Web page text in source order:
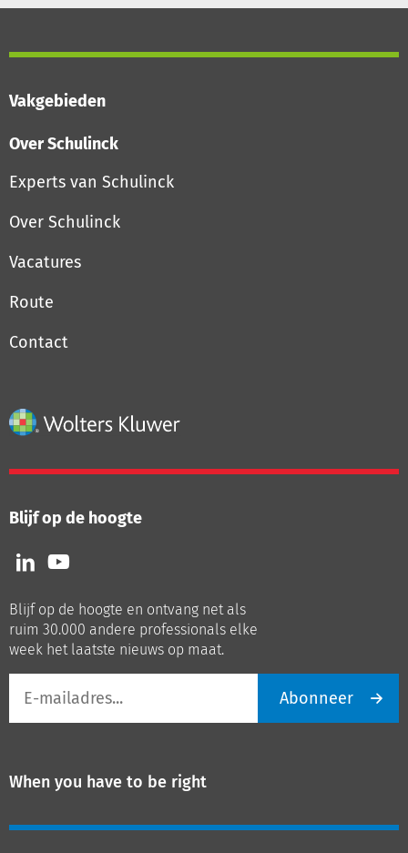
Vakgebieden
Over Schulinck
Experts van Schulinck
Over Schulinck
Vacatures
Route
Contact
Blijf op de hoogte
Volg
ons
LinkedIn
Volg
ons
Youtube
Blijf op de hoogte en ontvang net als
ruim 30.000 andere professionals elke
week het laatste nieuws op maat.
mailadres
Abonneer
When you have to be right